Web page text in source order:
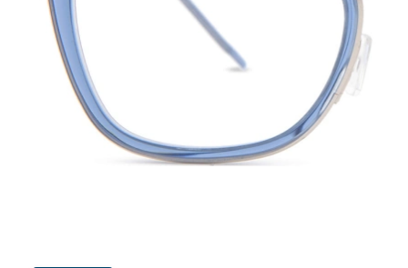
136 mm
Brillenbreite
40 mm
Glashöhe
53 mm
Glasbreite
Glasbreite